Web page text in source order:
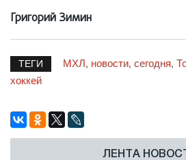
Григорий Зимин
ТЕГИ МХЛ, новости, сегодня,
хоккей
ЛЕНТА